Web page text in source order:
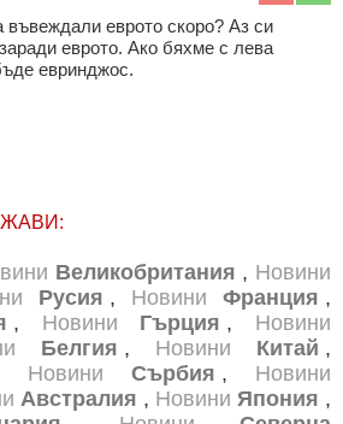
въвеждали еврото скоро? Аз си
еврото. Ако бяхме с лева
евринджос.
Великобритания , Новини
Русия , Новини Франция ,
, Новини Гърция , Новини
Белгия , Новини Китай ,
Новини Сърбия , Новини
Австралия , Новини Япония ,